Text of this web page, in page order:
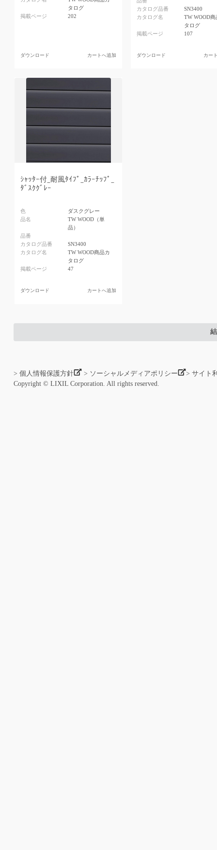
タログ
掲載ページ
202
ダウンロード カートへ追加
カタログ品番
SN3400
カタログ名
TW WOOD商
タログ
掲載ページ
107
ダウンロード カー
ｼｬｯﾀｰ付_耐風ﾀｲﾌﾟ_ｶﾗｰﾁｯﾌﾟ_
ﾀﾞｽｸｸﾞﾚｰ
色
ダスクグレー
品名
TW WOOD（単
品）
品番
カタログ品番
SN3400
カタログ名
TW WOOD商品カ
タログ
掲載ページ
47
ダウンロード カートへ追加
> 個人情報保護方針 > ソーシャルメディアポリシー
> サイト
Copyright © LIXIL Corporation. All rights reserved.